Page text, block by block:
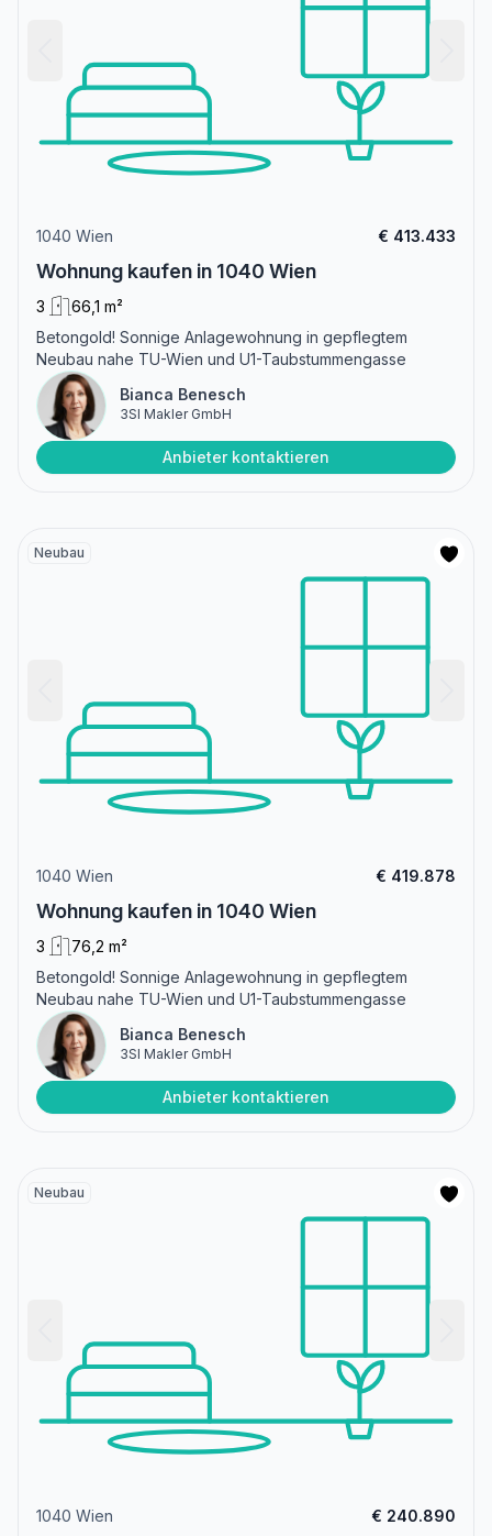
1040 Wien € 413.433
Wohnung kaufen in 1040 Wien
3
66,1 m²
Betongold! Sonnige Anlagewohnung in gepflegtem
Neubau nahe TU-Wien und U1-Taubstummengasse
Bianca Benesch
3SI Makler GmbH
Anbieter kontaktieren
Neubau
1040 Wien € 419.878
Wohnung kaufen in 1040 Wien
3
76,2 m²
Betongold! Sonnige Anlagewohnung in gepflegtem
Neubau nahe TU-Wien und U1-Taubstummengasse
Bianca Benesch
3SI Makler GmbH
Anbieter kontaktieren
Neubau
1040 Wien € 240.890